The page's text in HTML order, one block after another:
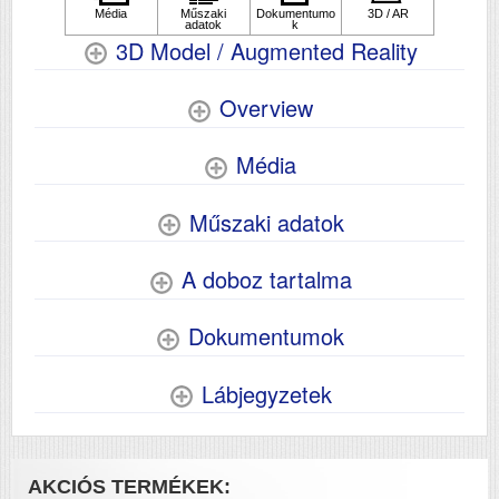
elkészítési ideje (mp)
Papírkapacitás
100
Szkennelés
Tömeg (kg)
3D Model / Augmented Reality
Overview
Média
Műszaki adatok
A doboz tartalma
Dokumentumok
Lábjegyzetek
AKCIÓS TERMÉKEK: